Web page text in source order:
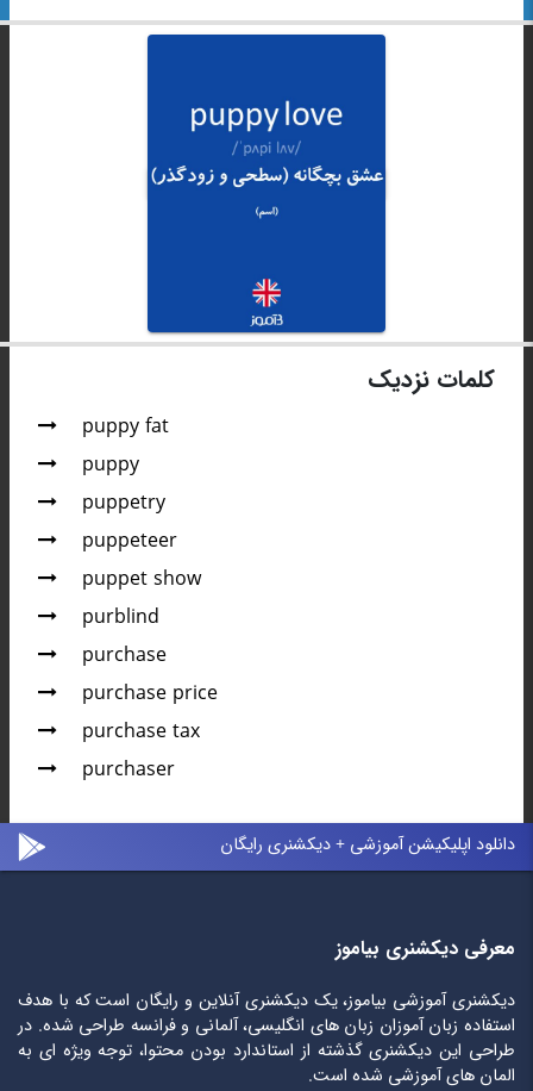
کلمات نزدیک
puppy fat
puppy
puppetry
puppeteer
puppet show
purblind
purchase
purchase price
purchase tax
purchaser
دانلود اپلیکیشن آموزشی + دیکشنری رایگان
معرفی دیکشنری بیاموز
دیکشنری آموزشی بیاموز، یک دیکشنری آنلاین و رایگان است که با هدف
استفاده زبان آموزان زبان های انگلیسی، آلمانی و فرانسه طراحی شده. در
طراحی این دیکشنری گذشته از استاندارد بودن محتوا، توجه ویژه ای به
المان های آموزشی شده است.